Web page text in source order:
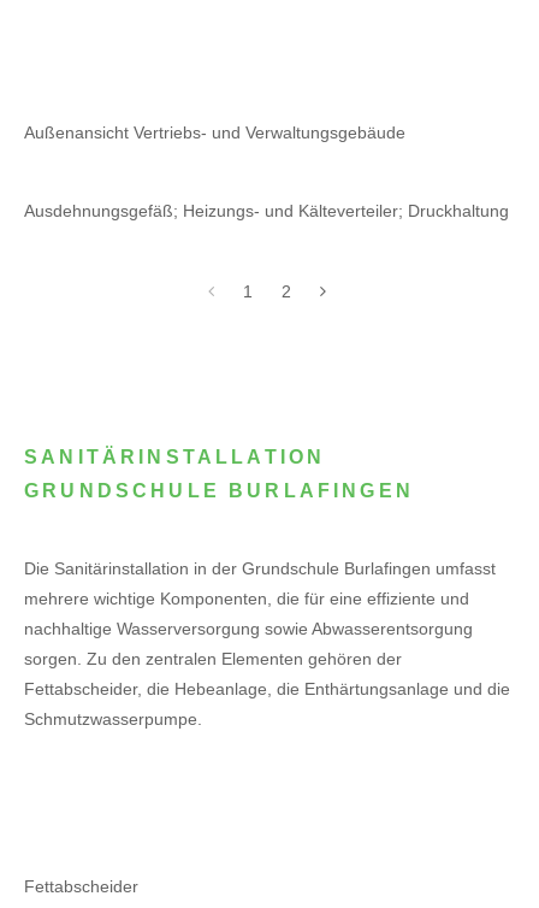
Außenansicht Vertriebs- und Verwaltungsgebäude
Ausdehnungsgefäß; Heizungs- und Kälteverteiler; Druckhaltung
1 2
SANITÄRINSTALLATION
GRUNDSCHULE BURLAFINGEN
Die Sanitärinstallation in der Grundschule Burlafingen umfasst
mehrere wichtige Komponenten, die für eine effiziente und
nachhaltige Wasserversorgung sowie Abwasserentsorgung
sorgen. Zu den zentralen Elementen gehören der
Fettabscheider, die Hebeanlage, die Enthärtungsanlage und die
Schmutzwasserpumpe.
Fettabscheider